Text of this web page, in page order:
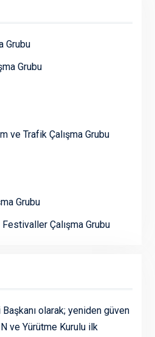
Grubu
Grubu
ve Trafik Çalışma Grubu
Grubu
Çalışma Grubu
olarak; yeniden güven
ve Yürütme Kurulu ilk